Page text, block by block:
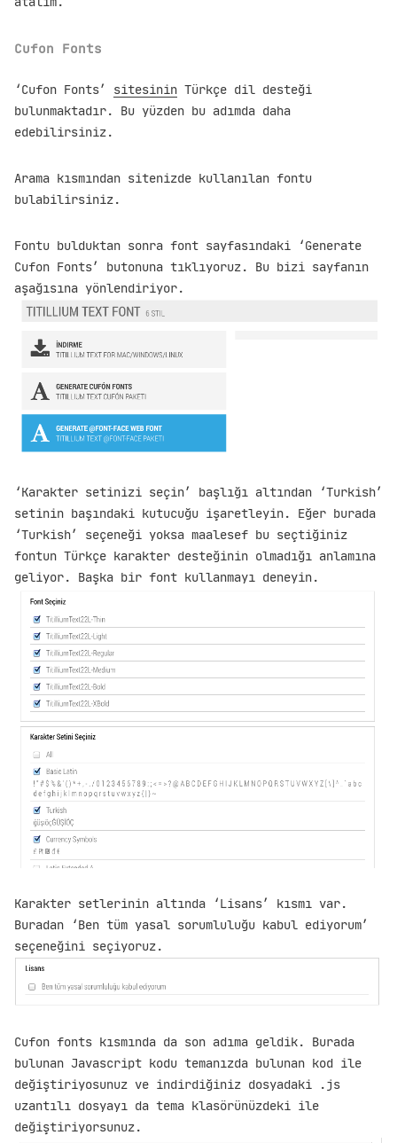
Cufon Fonts
‘Cufon Fonts’ sitesinin Türkçe dil desteği
bulunmaktadır. Bu yüzden bu adımda daha
edebilirsiniz.
Arama kısmından sitenizde kullanılan fontu
bulabilirsiniz.
Fontu bulduktan sonra font sayfasındaki ‘Generate
Cufon Fonts’ butonuna tıklıyoruz. Bu bizi sayfanın
aşağısına yönlendiriyor.
‘Karakter setinizi seçin’ başlığı altından ‘Turkish’
setinin başındaki kutucuğu işaretleyin. Eğer burada
‘Turkish’ seçeneği yoksa maalesef bu seçtiğiniz
fontun Türkçe karakter desteğinin olmadığı anlamına
geliyor. Başka bir font kullanmayı deneyin.
Karakter setlerinin altında ‘Lisans’ kısmı var.
Buradan ‘Ben tüm yasal sorumluluğu kabul ediyorum’
seçeneğini seçiyoruz.
Cufon fonts kısmında da son adıma geldik. Burada
bulunan Javascript kodu temanızda bulunan kod ile
değiştiriyosunuz ve indirdiğiniz dosyadaki .js
uzantılı dosyayı da tema klasörünüzdeki ile
değiştiriyorsunuz.